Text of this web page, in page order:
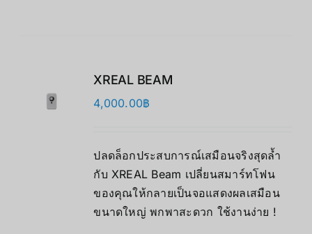
XREAL BEAM
4,000.00฿
ปลดล็อกประสบการณ์เสมือนจริงสุดล้ำ
กับ XREAL Beam เปลี่ยนสมาร์ทโฟน
ของคุณให้กลายเป็นจอแสดงผลเสมือน
ขนาดใหญ่ พกพาสะดวก ใช้งานง่าย !